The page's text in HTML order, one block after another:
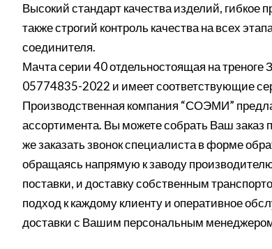
Высокий стандарт качества изделий, гибкое
также строгий контроль качества на всех
соединителя.
Мачта серии 40 отдельностоящая на
05774835-2022 и имеет соответствующие
Производственная компания “СОЭМИ”
ассортимента. Вы можете собрать Ваш заказ
же заказать звонок специалиста в форме
обращаясь напрямую к заводу
поставки, и доставку собственным
подход к каждому клиенту и оперативное
доставки с Вашим персональным